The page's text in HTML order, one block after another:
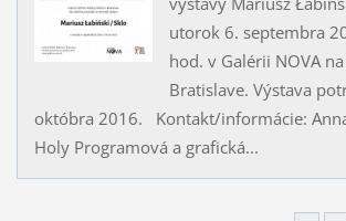
utorok 6. septembra
hod. v Galérii NOVA
Bratislave. Výstava
októbra 2016. Kontakt/informácie:
Holy Programová a grafická...